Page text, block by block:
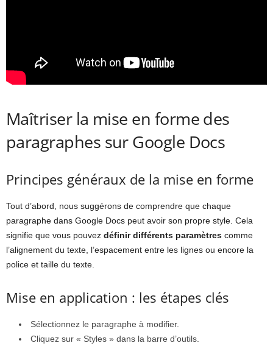
Maîtriser la mise en forme des
paragraphes sur Google Docs
Principes généraux de la mise en forme
Tout d’abord, nous suggérons de comprendre que chaque
paragraphe dans Google Docs peut avoir son propre style. Cela
signifie que vous pouvez définir différents paramètres comme
l’alignement du texte, l’espacement entre les lignes ou encore la
police et taille du texte.
Mise en application : les étapes clés
Sélectionnez le paragraphe à modifier.
Cliquez sur « Styles » dans la barre d’outils.